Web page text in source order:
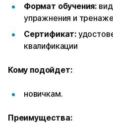
Формат обучения:
упражнения и
Сертификат:
квалификации
Кому подойдет:
новичкам.
Преимущества: